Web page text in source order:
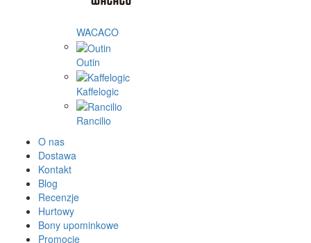
WACACO
Outin
Kaffelogic
Rancilio
O nas
Dostawa
Kontakt
Blog
Recenzje
Hurtowy
Bony upominkowe
Promocje